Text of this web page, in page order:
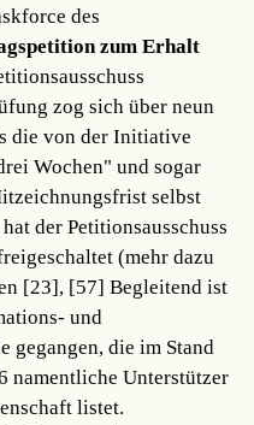
des
zum Erhalt
zog sich über neun
die von der Initiative
Wochen" und sogar
selbst
hat der Petitionsausschuss
(mehr dazu
[23], [57] Begleitend ist
und
gegangen, die im Stand
namentliche Unterstützer
listet.